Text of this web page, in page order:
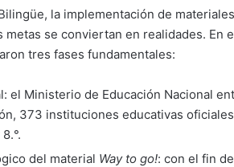
la implementación de
se conviertan en realidades. En
tres fases fundamentales:
el Ministerio de Educación Nacional
373 instituciones educativas
del material Way to go!: con el fin